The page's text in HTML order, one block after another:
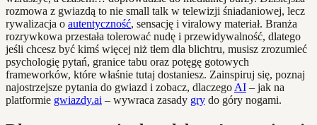
rozmowa z gwiazdą to nie small talk w telewizji śniadaniowej, lecz
rywalizacja o autentyczność, sensację i viralowy materiał. Branża
rozrywkowa przestała tolerować nudę i przewidywalność, dlatego
jeśli chcesz być kimś więcej niż tłem dla blichtru, musisz zrozumieć
psychologię pytań, granice tabu oraz potęgę gotowych
frameworków, które właśnie tutaj dostaniesz. Zainspiruj się, poznaj
najostrzejsze pytania do gwiazd i zobacz, dlaczego AI – jak na
platformie gwiazdy.ai – wywraca zasady gry do góry nogami.